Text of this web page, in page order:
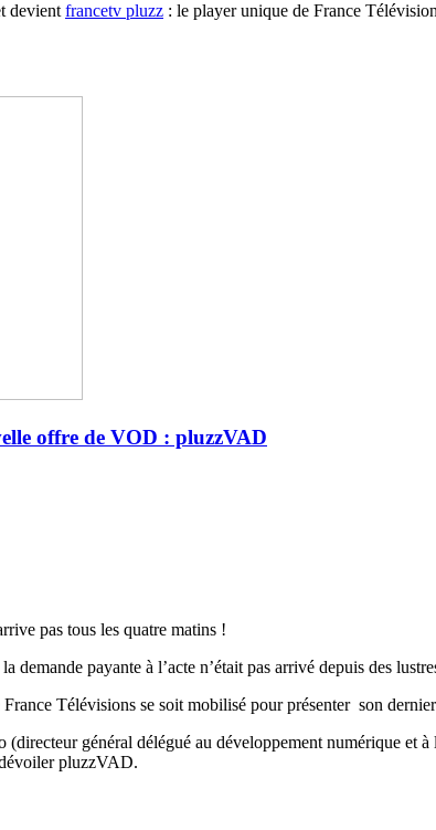
devient francetv pluzz : le player unique de France
offre de VOD : pluzzVAD
pas tous les quatre matins !
payante à l’acte n’était pas arrivé depuis des
Télévisions se soit mobilisé pour présenter son
général délégué au développement numérique
pluzzVAD.